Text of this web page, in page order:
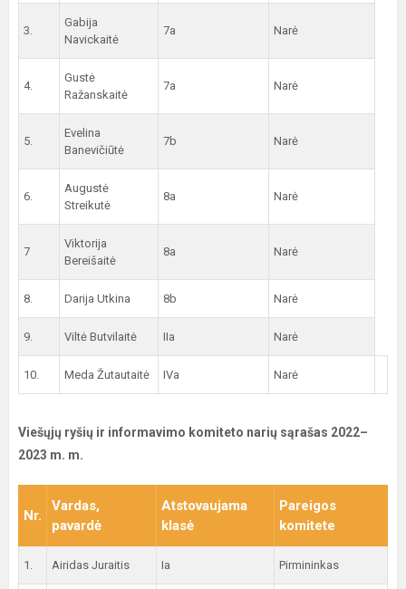
3.
Gabija
Navickaitė
7a Narė
4.
Gustė
Ražanskaitė
7a Narė
5.
Evelina
Banevičiūtė
7b Narė
6.
Augustė
Streikutė
8a Narė
7
Viktorija
Bereišaitė
8a Narė
8. Darija Utkina 8b Narė
9. Viltė Butvilaitė IIa Narė
10. Meda Žutautaitė IVa Narė
Viešųjų ryšių ir informavimo komiteto narių sąrašas 2022–
2023 m. m.
Nr.
Vardas,
pavardė
Atstovaujama
klasė
Pareigos
komitete
1. Airidas Juraitis Ia Pirmininkas